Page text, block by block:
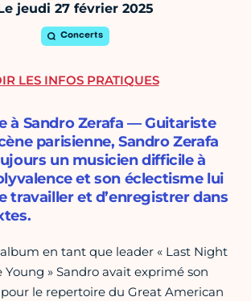
jeudi 27 février 2025
Concerts
à Sandro Zerafa — Guitariste
parisienne, Sandro Zerafa
un musicien difficile à
et son éclectisme lui
travailler et d’enregistrer dans
en tant que leader « Last Night
» Sandro avait exprimé son
le repertoire du Great American
LES INFOS PRATIQUES